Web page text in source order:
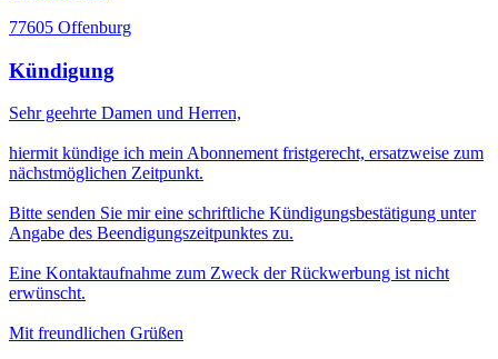
77605 Offenburg
Kündigung
Sehr geehrte Damen und Herren,
hiermit kündige ich mein Abonnement fristgerecht, ersatzweise zum
nächstmöglichen Zeitpunkt.
Bitte senden Sie mir eine schriftliche Kündigungsbestätigung unter
Angabe des Beendigungszeitpunktes zu.
Eine Kontaktaufnahme zum Zweck der Rückwerbung ist nicht
erwünscht.
Mit freundlichen Grüßen